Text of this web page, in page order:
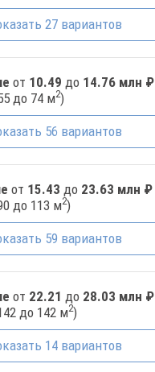
27 вариантов
от 10.49 до 14.76 млн ₽
до 74 м2)
56 вариантов
от 15.43 до 23.63 млн ₽
до 113 м2)
59 вариантов
от 22.21 до 28.03 млн ₽
до 142 м2)
14 вариантов